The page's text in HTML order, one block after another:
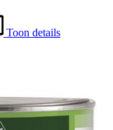
Toon details